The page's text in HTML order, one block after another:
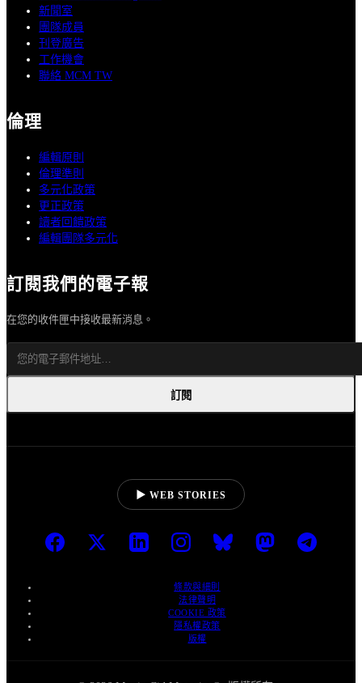
新聞室
團隊成員
刊登廣告
工作機會
聯絡 MCM TW
倫理
編輯原則
倫理準則
多元化政策
更正政策
讀者回饋政策
編輯團隊多元化
訂閱我們的電子報
在您的收件匣中接收最新消息。
訂閱
▶ WEB STORIES
條款與細則
法律聲明
COOKIE 政策
隱私權政策
版權